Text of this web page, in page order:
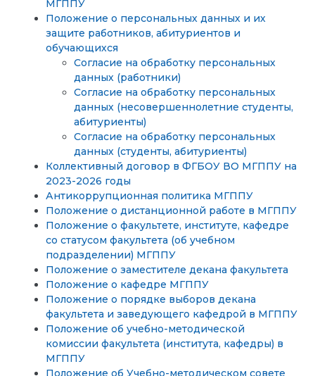
МГППУ
Положение о персональных данных и их
защите работников, абитуриентов и
обучающихся
Согласие на обработку персональных
данных (работники)
Согласие на обработку персональных
данных (несовершеннолетние студенты,
абитуриенты)
Согласие на обработку персональных
данных (студенты, абитуриенты)
Коллективный договор в ФГБОУ ВО МГППУ на
2023-2026 годы
Антикоррупционная политика МГППУ
Положение о дистанционной работе в МГППУ
Положение о факультете, институте, кафедре
со статусом факультета (об учебном
подразделении) МГППУ
Положение о заместителе декана факультета
Положение о кафедре МГППУ
Положение о порядке выборов декана
факультета и заведующего кафедрой в МГППУ
Положение об учебно-методической
комиссии факультета (института, кафедры) в
МГППУ
Положение об Учебно-методическом совете